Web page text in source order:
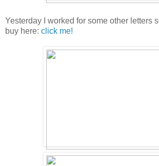
Yesterday I worked for some other letters
buy here: click me!